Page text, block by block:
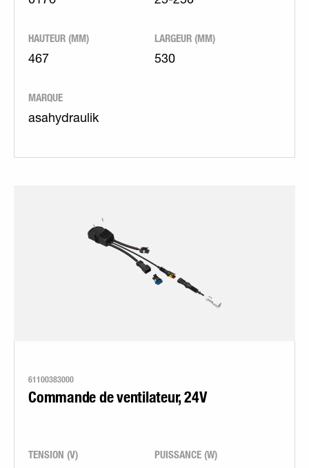
HAUTEUR (MM)
467
LARGEUR (MM)
530
MARQUE
asahydraulik
61100383000
Commande de ventilateur, 24V
TENSION (V) PUISSANCE (W)